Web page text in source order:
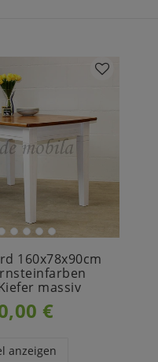
160x78x90cm
massiv
€
anzeigen